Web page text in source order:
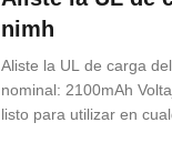
nimh
Aliste la UL de carga
nominal: 2100mAh
listo para utilizar en